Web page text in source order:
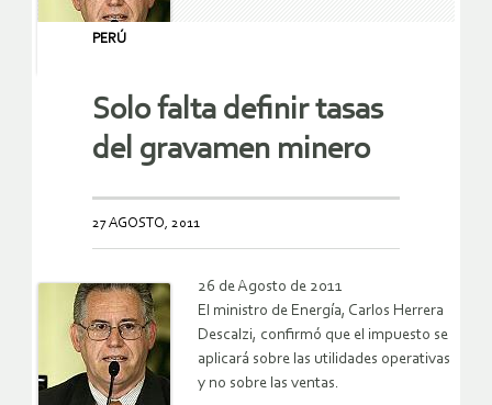
PERÚ
Solo falta definir tasas
del gravamen minero
27 AGOSTO, 2011
26 de Agosto de 2011
El ministro de Energía, Carlos Herrera
Descalzi, confirmó que el impuesto se
aplicará sobre las utilidades operativas
y no sobre las ventas.